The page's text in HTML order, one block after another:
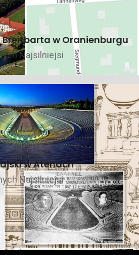
w Oranienburgu
Najsilniejsi
w Atenach
Najsilniejsi